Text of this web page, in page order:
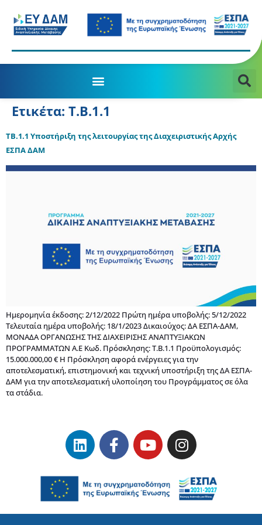
Ετικέτα: Τ.Β.1.1
ΤΒ.1.1 Υποστήριξη της λειτουργίας της Διαχειριστικής Αρχής
ΕΣΠΑ ΔΑΜ
Ημερομηνία έκδοσης: 2/12/2022 Πρώτη ημέρα υποβολής: 5/12/2022
Τελευταία ημέρα υποβολής: 18/1/2023 Δικαιούχος: ΔΑ ΕΣΠΑ-ΔΑΜ,
ΜΟΝΑΔΑ ΟΡΓΑΝΩΣΗΣ ΤΗΣ ΔΙΑΧΕΙΡΙΣΗΣ ΑΝΑΠΤΥΞΙΑΚΩΝ
ΠΡΟΓΡΑΜΜΑΤΩΝ Α.Ε Κωδ. Πρόσκλησης: Τ.Β.1.1 Προϋπολογισμός:
15.000.000,00 € Η Πρόσκληση αφορά ενέργειες για την
αποτελεσματική, επιστημονική και τεχνική υποστήριξη της ΔΑ ΕΣΠΑ-
ΔΑΜ για την αποτελεσματική υλοποίηση του Προγράμματος σε όλα
τα στάδια.